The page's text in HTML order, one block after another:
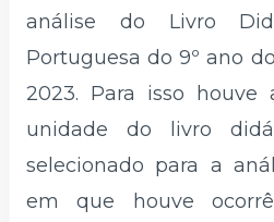
análise do Livro
Portuguesa do 9º ano
2023. Para isso houve
unidade do livro
selecionado para a
em que houve